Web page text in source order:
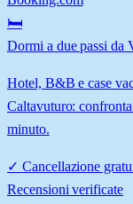
🛏️
Dormi a due passi da
Hotel, B&B e case
Caltavuturo:
minuto.
✓ Cancellazione
Recensioni verificate